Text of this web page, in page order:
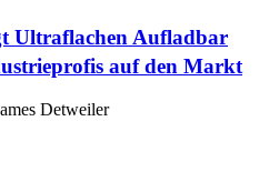
Ultraflachen Aufladbar
auf den Markt
Detweiler